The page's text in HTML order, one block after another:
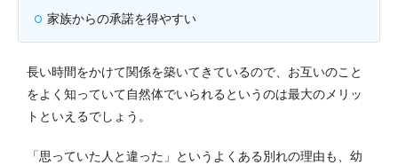
家族からの承諾を得やすい
長い時間をかけて関係を築いてきているので、お互いのこと
をよく知っていて自然体でいられるというのは最大のメリッ
トといえるでしょう。
「思っていた人と違った」というよくある別れの理由も、幼